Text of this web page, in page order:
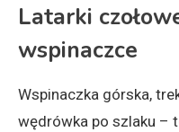
Latarki
wspinaczce
Wspinaczka górska,
wędrówka po szlaku –